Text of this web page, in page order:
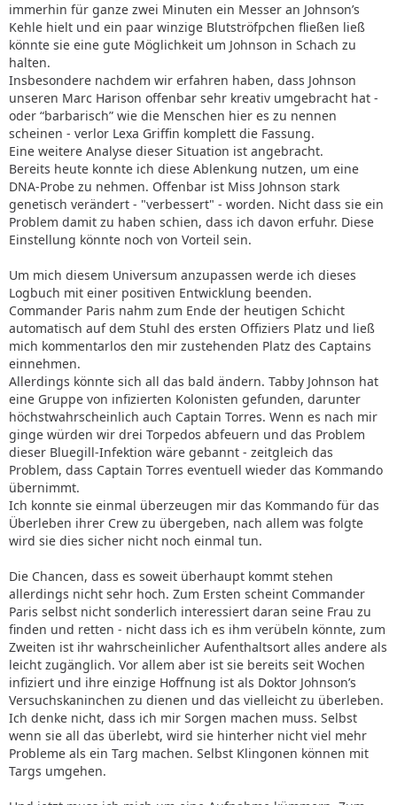
immerhin für ganze zwei Minuten ein Messer an Johnson’s
Kehle hielt und ein paar winzige Blutströfpchen fließen ließ
könnte sie eine gute Möglichkeit um Johnson in Schach zu
halten.
Insbesondere nachdem wir erfahren haben, dass Johnson
unseren Marc Harison offenbar sehr kreativ umgebracht hat -
oder “barbarisch” wie die Menschen hier es zu nennen
scheinen - verlor Lexa Griffin komplett die Fassung.
Eine weitere Analyse dieser Situation ist angebracht.
Bereits heute konnte ich diese Ablenkung nutzen, um eine
DNA-Probe zu nehmen. Offenbar ist Miss Johnson stark
genetisch verändert - "verbessert" - worden. Nicht dass sie ein
Problem damit zu haben schien, dass ich davon erfuhr. Diese
Einstellung könnte noch von Vorteil sein.
Um mich diesem Universum anzupassen werde ich dieses
Logbuch mit einer positiven Entwicklung beenden.
Commander Paris nahm zum Ende der heutigen Schicht
automatisch auf dem Stuhl des ersten Offiziers Platz und ließ
mich kommentarlos den mir zustehenden Platz des Captains
einnehmen.
Allerdings könnte sich all das bald ändern. Tabby Johnson hat
eine Gruppe von infizierten Kolonisten gefunden, darunter
höchstwahrscheinlich auch Captain Torres. Wenn es nach mir
ginge würden wir drei Torpedos abfeuern und das Problem
dieser Bluegill-Infektion wäre gebannt - zeitgleich das
Problem, dass Captain Torres eventuell wieder das Kommando
übernimmt.
Ich konnte sie einmal überzeugen mir das Kommando für das
Überleben ihrer Crew zu übergeben, nach allem was folgte
wird sie dies sicher nicht noch einmal tun.
Die Chancen, dass es soweit überhaupt kommt stehen
allerdings nicht sehr hoch. Zum Ersten scheint Commander
Paris selbst nicht sonderlich interessiert daran seine Frau zu
finden und retten - nicht dass ich es ihm verübeln könnte, zum
Zweiten ist ihr wahrscheinlicher Aufenthaltsort alles andere als
leicht zugänglich. Vor allem aber ist sie bereits seit Wochen
infiziert und ihre einzige Hoffnung ist als Doktor Johnson’s
Versuchskaninchen zu dienen und das vielleicht zu überleben.
Ich denke nicht, dass ich mir Sorgen machen muss. Selbst
wenn sie all das überlebt, wird sie hinterher nicht viel mehr
Probleme als ein Targ machen. Selbst Klingonen können mit
Targs umgehen.